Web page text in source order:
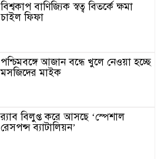
বিশ্বকাপ বাণিজ্যিক স্বত্ব বিতর্কে ক্ষমা
চাইল ফিফা
পশ্চিমবঙ্গে আজান বন্ধে খুলে নেওয়া হচ্ছে
মসজিদের মাইক
র‌্যাব বিলুপ্ত করে আসছে ‘স্পেশাল
রেসপন্স ব্যাটালিয়ন’